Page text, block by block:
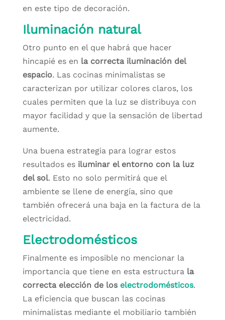
en este tipo de decoración.
Iluminación natural
Otro punto en el que habrá que hacer
hincapié es en la correcta iluminación del
espacio. Las cocinas minimalistas se
caracterizan por utilizar colores claros, los
cuales permiten que la luz se distribuya con
mayor facilidad y que la sensación de libertad
aumente.
Una buena estrategia para lograr estos
resultados esiluminar el entorno con la luz
del sol. Esto no solo permitirá que el
ambiente se llene de energía, sino que
también ofrecerá una baja en la factura de la
electricidad.
Electrodomésticos
Finalmente es imposible no mencionar la
importancia que tiene en esta estructura la
correcta elección de los electrodomésticos.
La eficiencia que buscan las cocinas
minimalistas mediante el mobiliario también